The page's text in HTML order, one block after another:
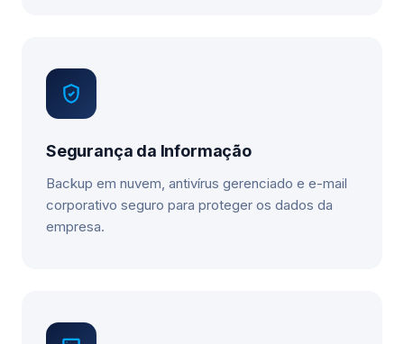
Segurança da Informação
Backup em nuvem, antivírus gerenciado e e-mail
corporativo seguro para proteger os dados da
empresa.